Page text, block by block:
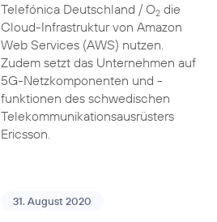
Telefónica Deutschland / O2die
Cloud-Infrastruktur von Amazon
Web Services (AWS) nutzen.
Zudem setzt das Unternehmen auf
5G-Netzkomponenten und -
funktionen des schwedischen
Telekommunikationsausrüsters
Ericsson.
31. August 2020